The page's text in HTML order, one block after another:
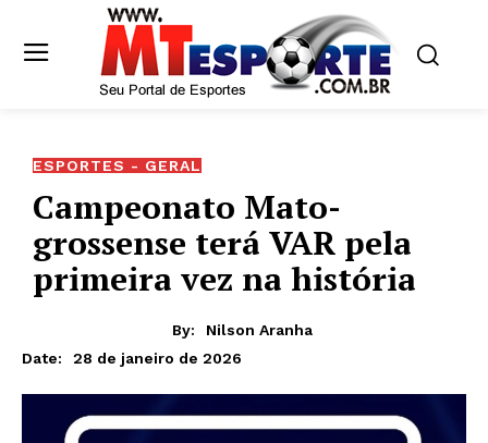
ESPORTES - GERAL
Campeonato Mato-
grossense terá VAR pela
primeira vez na história
By:
Nilson Aranha
Date:
28 de janeiro de 2026